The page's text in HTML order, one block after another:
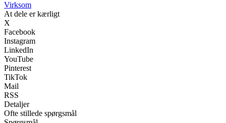
Virksom
At dele er kærligt
X
Facebook
Instagram
LinkedIn
YouTube
Pinterest
TikTok
Mail
RSS
Detaljer
Ofte stillede spørgsmål